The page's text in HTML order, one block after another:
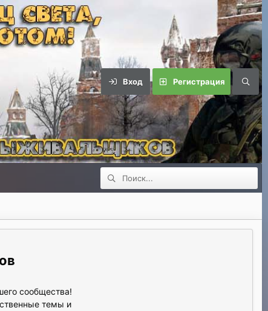
Вход Регистрация
сообщества!
темы и